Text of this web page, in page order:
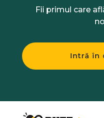
Fii primul care
Intră în